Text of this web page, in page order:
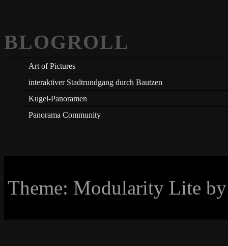
BLOGROLL
Art of Pictures
interaktiver Stadtrundgang durch Bautzen
Kugel-Panoramen
Panorama Community
Theme: Modularity Lite